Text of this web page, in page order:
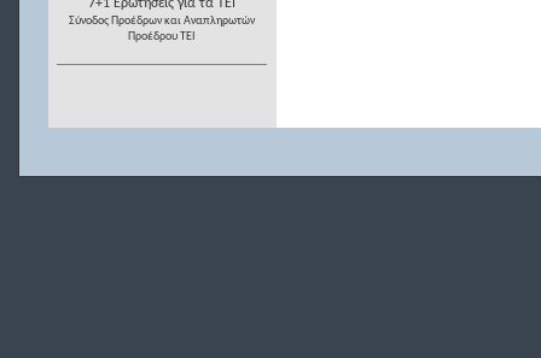
7+1 Ερωτήσεις για τα ΤΕΙ
Σύνοδος Προέδρων και Αναπληρωτών
Προέδρου ΤΕΙ